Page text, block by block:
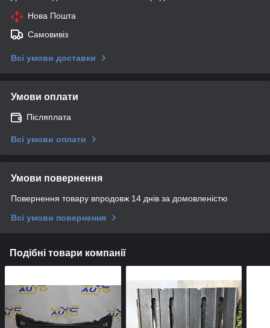
Нова Пошта
Самовивіз
Всі умови доставки
Умови оплати
Післяплата
Всі умови оплати
Умови повернення
Повернення товару впродовж 14 днів за домовленістю
Всі умови повернення
Подібні товари компанії